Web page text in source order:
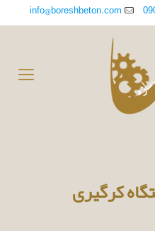
info@boreshbeton.com
کرگیری